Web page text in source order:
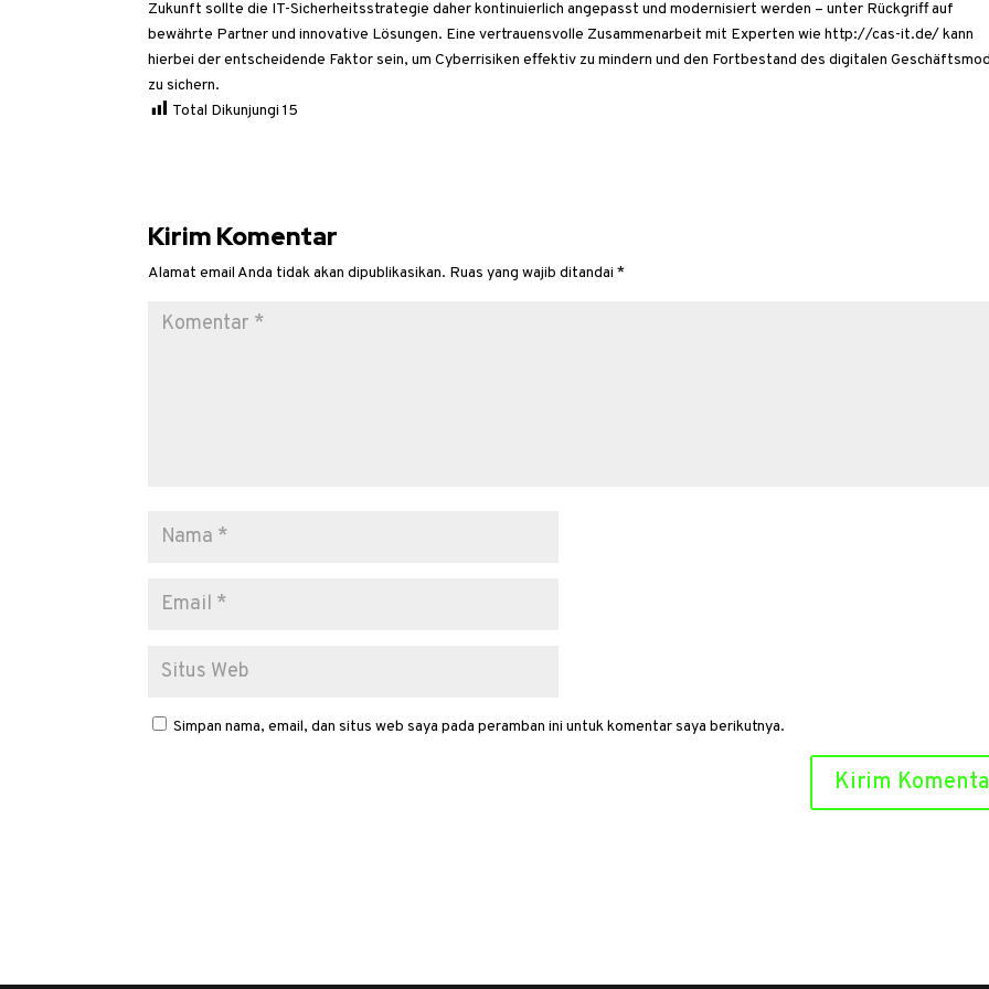
Zukunft sollte die IT-Sicherheitsstrategie daher kontinuierlich angepasst und modernisiert werden – unter Rückgriff auf
bewährte Partner und innovative Lösungen. Eine vertrauensvolle Zusammenarbeit mit Experten wie http://cas-it.de/ kann
hierbei der entscheidende Faktor sein, um Cyberrisiken effektiv zu mindern und den Fortbestand des digitalen
zu sichern.
Total Dikunjungi 15
Kirim Komentar
Alamat email Anda tidak akan dipublikasikan. Ruas yang wajib ditandai*
Simpan nama, email, dan situs web saya pada peramban ini untuk komentar saya berikutnya.